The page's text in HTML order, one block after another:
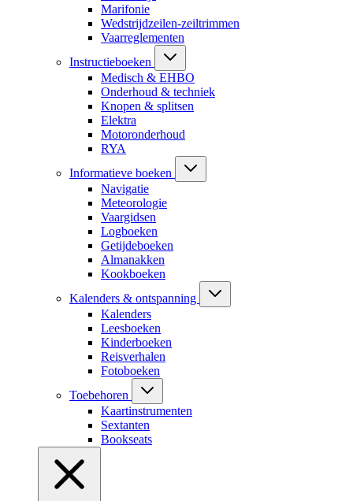
Marifonie
Wedstrijdzeilen-zeiltrimmen
Vaarreglementen
Instructieboeken
Medisch & EHBO
Onderhoud & techniek
Knopen & splitsen
Elektra
Motoronderhoud
RYA
Informatieve boeken
Navigatie
Meteorologie
Vaargidsen
Logboeken
Getijdeboeken
Almanakken
Kookboeken
Kalenders & ontspanning
Kalenders
Leesboeken
Kinderboeken
Reisverhalen
Fotoboeken
Toebehoren
Kaartinstrumenten
Sextanten
Bookseats